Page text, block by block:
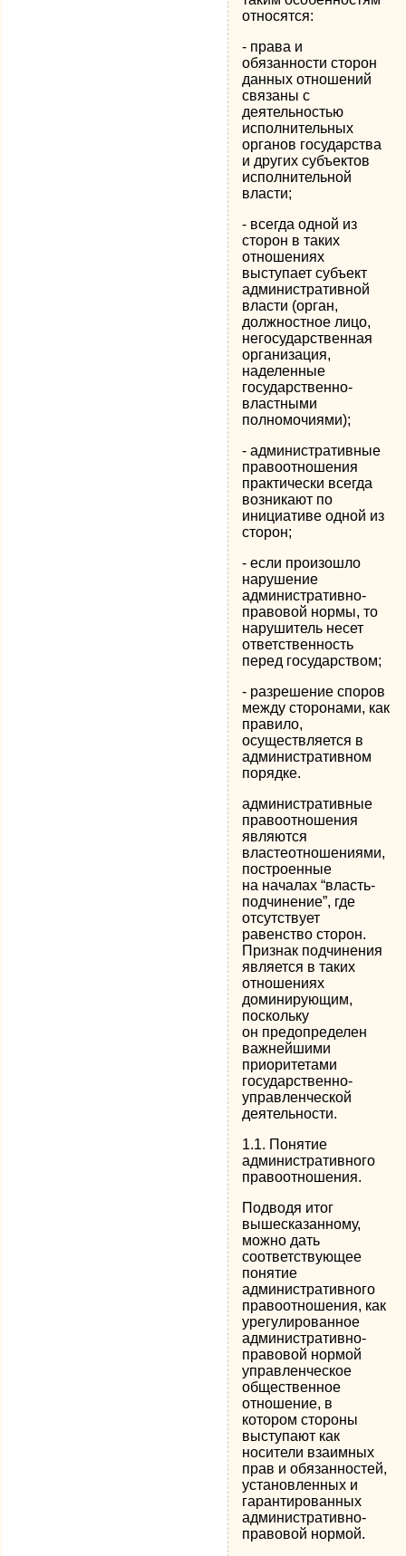
относятся:
- права и
обязанности сторон
данных отношений
связаны с
деятельностью
исполнительных
органов государства
и других субъектов
исполнительной
власти;
- всегда одной из
сторон в таких
отношениях
выступает субъект
административной
власти (орган,
должностное лицо,
негосударственная
организация,
наделенные
государственно-
властными
полномочиями);
- административные
правоотношения
практически всегда
возникают по
инициативе одной из
сторон;
- если произошло
нарушение
административно-
правовой нормы, то
нарушитель несет
ответственность
перед государством;
- разрешение споров
между сторонами, как
правило,
осуществляется в
административном
порядке.
административные
правоотношения
являются
властеотношениями,
построенные
на началах “власть-
подчинение”, где
отсутствует
равенство сторон.
Признак подчинения
является в таких
отношениях
доминирующим,
поскольку
он предопределен
важнейшими
приоритетами
государственно-
управленческой
деятельности.
1.1. Понятие
административного
правоотношения.
Подводя итог
вышесказанному,
можно дать
соответствующее
понятие
административного
правоотношения, как
урегулированное
административно-
правовой нормой
управленческое
общественное
отношение, в
котором стороны
выступают как
носители взаимных
прав и обязанностей,
установленных и
гарантированных
административно-
правовой нормой.